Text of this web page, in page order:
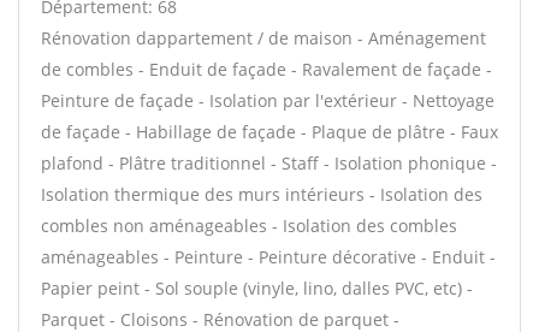
Département: 68
Rénovation dappartement / de maison - Aménagement
de combles - Enduit de façade - Ravalement de façade -
Peinture de façade - Isolation par l'extérieur - Nettoyage
de façade - Habillage de façade - Plaque de plâtre - Faux
plafond - Plâtre traditionnel - Staff - Isolation phonique -
Isolation thermique des murs intérieurs - Isolation des
combles non aménageables - Isolation des combles
aménageables - Peinture - Peinture décorative - Enduit -
Papier peint - Sol souple (vinyle, lino, dalles PVC, etc) -
Parquet - Cloisons - Rénovation de parquet -